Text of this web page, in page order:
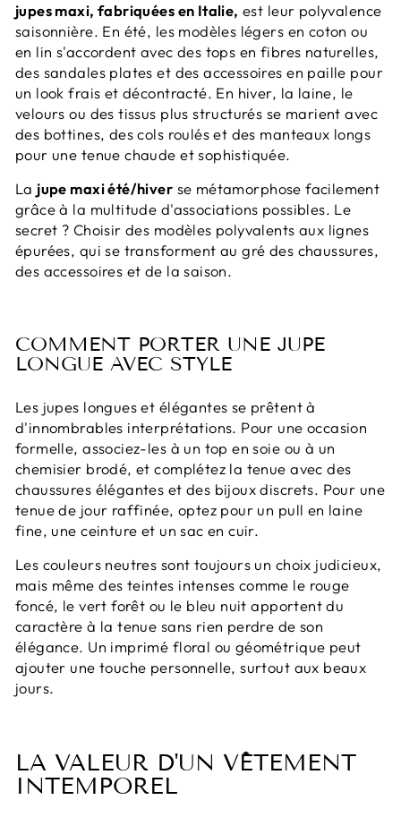
jupes maxi, fabriquées en Italie, est leur polyvalence
saisonnière. En été, les modèles légers en coton ou
en lin s'accordent avec des tops en fibres naturelles,
des sandales plates et des accessoires en paille pour
un look frais et décontracté. En hiver, la laine, le
velours ou des tissus plus structurés se marient avec
des bottines, des cols roulés et des manteaux longs
pour une tenue chaude et sophistiquée.
La jupe maxi été/hiver se métamorphose facilement
grâce à la multitude d'associations possibles. Le
secret ? Choisir des modèles polyvalents aux lignes
épurées, qui se transforment au gré des chaussures,
des accessoires et de la saison.
COMMENT PORTER UNE JUPE
LONGUE AVEC STYLE
Les jupes longues et élégantes se prêtent à
d'innombrables interprétations. Pour une occasion
formelle, associez-les à un top en soie ou à un
chemisier brodé, et complétez la tenue avec des
chaussures élégantes et des bijoux discrets. Pour une
tenue de jour raffinée, optez pour un pull en laine
fine, une ceinture et un sac en cuir.
Les couleurs neutres sont toujours un choix judicieux,
mais même des teintes intenses comme le rouge
foncé, le vert forêt ou le bleu nuit apportent du
caractère à la tenue sans rien perdre de son
élégance. Un imprimé floral ou géométrique peut
ajouter une touche personnelle, surtout aux beaux
jours.
LA VALEUR D'UN VÊTEMENT
INTEMPOREL